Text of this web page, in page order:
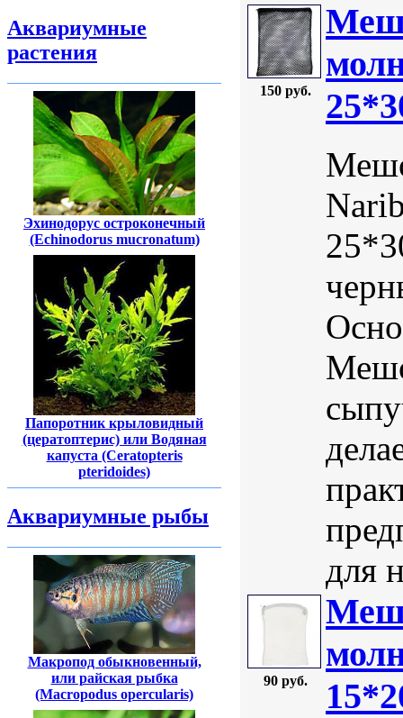
Аквариумные
растения
Эхинодорус остроконечный
(Echinodorus mucronatum)
Папоротник крыловидный
(цератоптерис) или Водяная
капуста (Ceratopteris
pteridoides)
Аквариумные рыбы
Макропод обыкновенный,
или райская рыбка
(Macropodus opercularis)
150 руб.
для
90 руб.